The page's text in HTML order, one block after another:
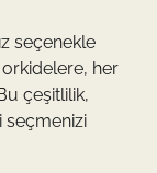
seçenekle
orkidelere, her
çeşitlilik,
seçmenizi